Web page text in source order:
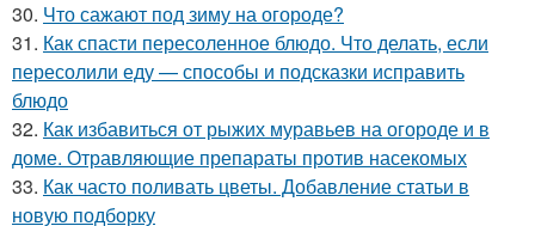
30. Что сажают под зиму на огороде?
31. Как спасти пересоленное блюдо. Что делать, если
пересолили еду — способы и подсказки исправить
блюдо
32. Как избавиться от рыжих муравьев на огороде и в
доме. Отравляющие препараты против насекомых
33. Как часто поливать цветы. Добавление статьи в
новую подборку